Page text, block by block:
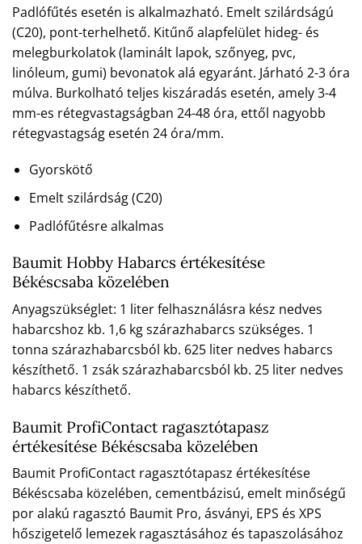
Padlófűtés esetén is alkalmazható. Emelt szilárdságú
(C20), pont-terhelhető. Kitűnő alapfelület hideg- és
melegburkolatok (laminált lapok, szőnyeg, pvc,
linóleum, gumi) bevonatok alá egyaránt. Járható 2-3 óra
múlva. Burkolható teljes kiszáradás esetén, amely 3-4
mm-es rétegvastagságban 24-48 óra, ettől nagyobb
rétegvastagság esetén 24 óra/mm.
Gyorskötő
Emelt szilárdság (C20)
Padlófűtésre alkalmas
Baumit Hobby Habarcs értékesítése
Békéscsaba közelében
Anyagszükséglet: 1 liter felhasználásra kész nedves
habarcshoz kb. 1,6 kg szárazhabarcs szükséges. 1
tonna szárazhabarcsból kb. 625 liter nedves habarcs
készíthető. 1 zsák szárazhabarcsból kb. 25 liter nedves
habarcs készíthető.
Baumit ProfiContact ragasztótapasz
értékesítése Békéscsaba közelében
Baumit ProfiContact ragasztótapasz értékesítése
Békéscsaba közelében, cementbázisú, emelt minőségű
por alakú ragasztó Baumit Pro, ásványi, EPS és XPS
hőszigetelő lemezek ragasztásához és tapaszolásához